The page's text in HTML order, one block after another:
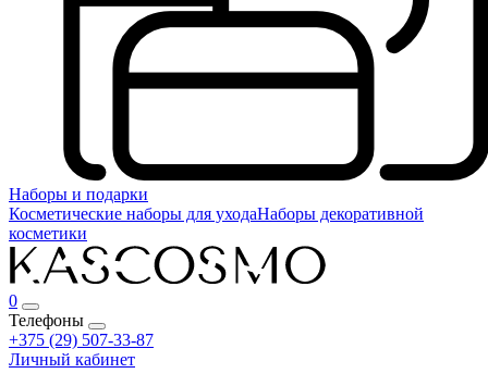
Наборы и подарки
Косметические наборы для уходаНаборы декоративной
косметики
0
Телефоны
+375 (29) 507-33-87
Личный кабинет